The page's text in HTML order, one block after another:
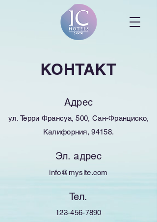
КОНТАКТ
Адрес
ул. Терри Франсуа, 500, Сан-Франциско,
Калифорния, 94158.
Эл. адрес
info@mysite.com
Тел.
123-456-7890